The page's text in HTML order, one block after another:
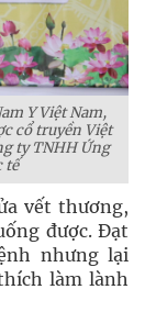
Y Việt Nam,
cổ truyền Việt
ty TNHH Ứng
tế
vết thương,
được. Đạt
nhưng lại
làm lành